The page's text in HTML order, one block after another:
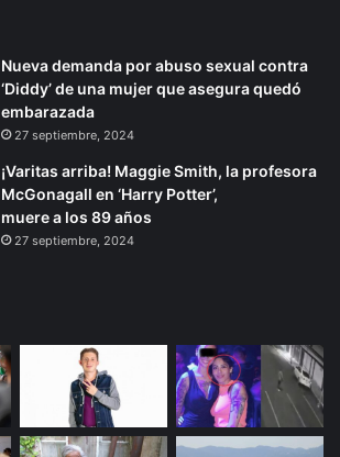
Nueva demanda por abuso sexual contra
‘Diddy’ de una mujer que asegura quedó
embarazada
27 septiembre, 2024
¡Varitas arriba! Maggie Smith, la profesora
McGonagall en ‘Harry Potter’,
muere a los 89 años
27 septiembre, 2024